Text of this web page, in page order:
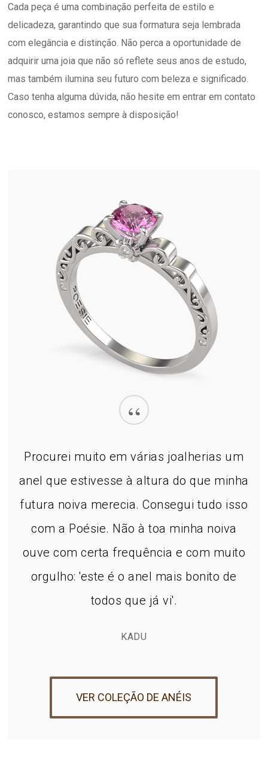
Cada peça é uma combinação perfeita de estilo e
delicadeza, garantindo que sua formatura seja lembrada
com elegância e distinção. Não perca a oportunidade de
adquirir uma joia que não só reflete seus anos de estudo,
mas também ilumina seu futuro com beleza e significado.
Caso tenha alguma dúvida, não hesite em entrar em contato
conosco, estamos sempre à disposição!
“
Procurei muito em várias joalherias um
anel que estivesse à altura do que minha
futura noiva merecia. Consegui tudo isso
com a Poésie. Não à toa minha noiva
ouve com certa frequência e com muito
orgulho: 'este é o anel mais bonito de
todos que já vi'.
KADU
VER COLEÇÃO DE ANÉIS